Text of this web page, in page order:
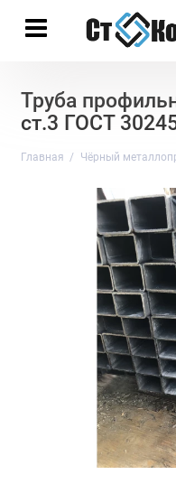
Труба
ст.3 ГОСТ
Главная Чёрный